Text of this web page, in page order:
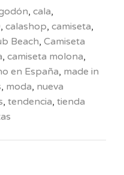
, cala,
, calashop, camiseta,
Beach, Camiseta
, camiseta molona,
en España, made in
, moda, nueva
, tendencia, tienda